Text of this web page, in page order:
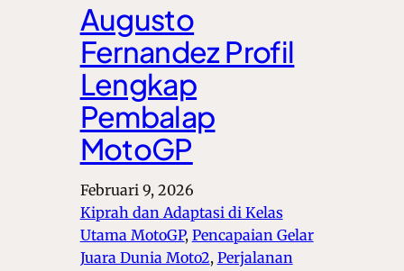
Augusto
Fernandez Profil
Lengkap
Pembalap
MotoGP
Februari 9, 2026
Kiprah dan Adaptasi di Kelas
Utama MotoGP, Pencapaian Gelar
Juara Dunia Moto2, Perjalanan